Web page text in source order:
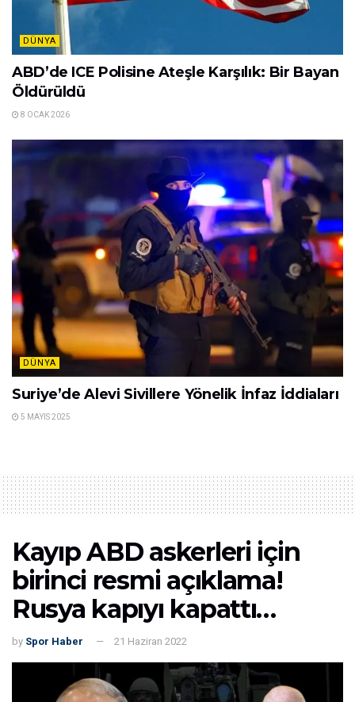
DÜNYA
ABD’de ICE Polisine Ateşle Karşılık: Bir Bayan
Öldürüldü
8 OCAK 2026
DÜNYA
Suriye’de Alevi Sivillere Yönelik İnfaz İddiaları
5 MAYIS 2025
Kayıp ABD askerleri için
birinci resmi açıklama!
Rusya kapıyı kapattı…
by Spor Haber 21 Haziran 2022